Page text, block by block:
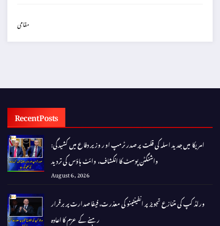
مقامی
Recent Posts
امریکا میں جدید اسلہ کی قلت پر صدر ٹرمپ اور وزیر دفاع میں کشیدگی:
واشنگٹن پوسٹ کا انکشاف، وائٹ ہاؤس کی تردید
August 6, 2026
ورلڈ کپ کی متنازع تجویز پر انفینٹینو کی معذرت، فیفا صدارت پر برقرار
رہنے کے عزم کا اعادہ